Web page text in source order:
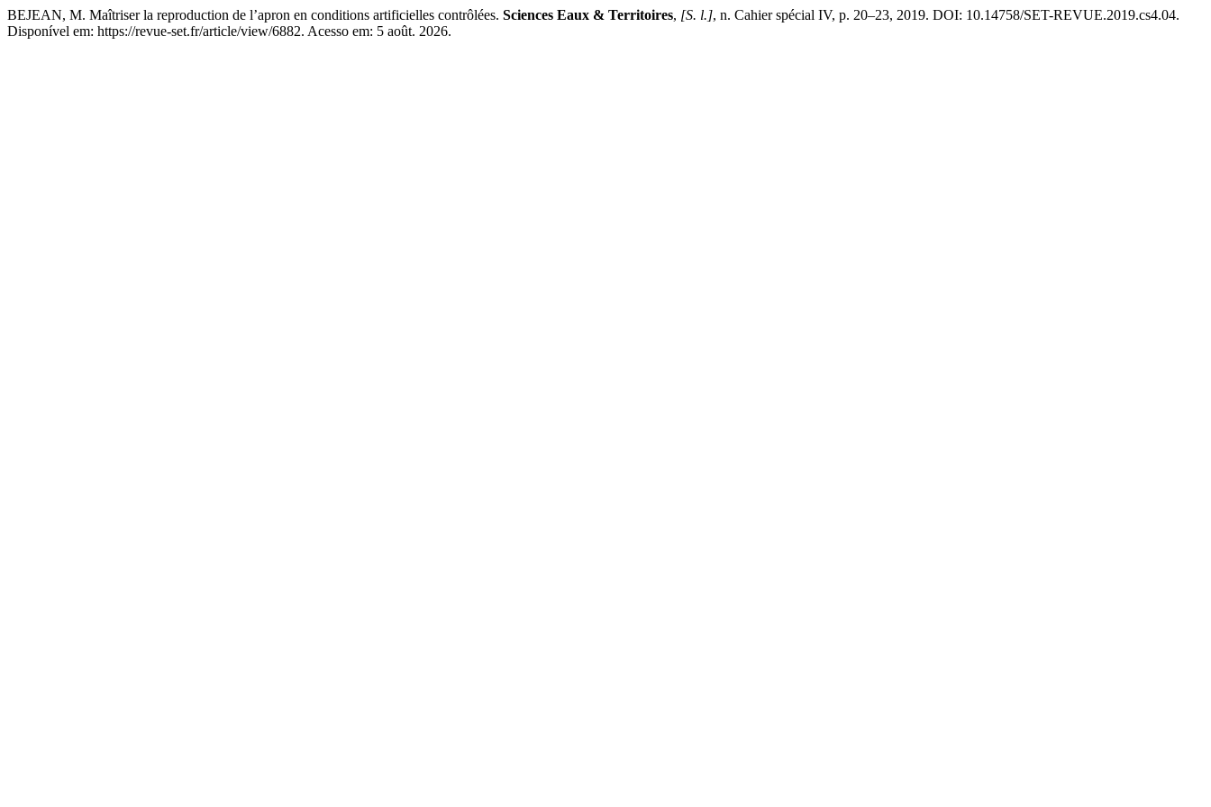
BEJEAN, M. Maîtriser la reproduction de l’apron en conditions artificielles contrôlées. Sciences Eaux & Territoires, [S. l.], n. Cahier spécial IV, p. 20–23, 2019. DOI: 10.14758/SET-REVUE.2019.cs4.04.
Disponível em: https://revue-set.fr/article/view/6882. Acesso em: 5 août. 2026.